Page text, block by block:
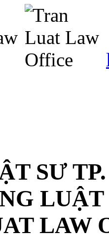
SƯ
LAW